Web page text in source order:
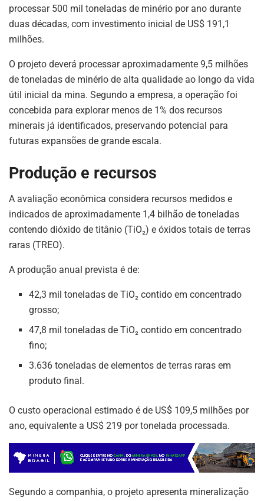
processar 500 mil toneladas de minério por ano durante
duas décadas, com investimento inicial de US$ 191,1
milhões.
O projeto deverá processar aproximadamente 9,5 milhões
de toneladas de minério de alta qualidade ao longo da vida
útil inicial da mina. Segundo a empresa, a operação foi
concebida para explorar menos de 1% dos recursos
minerais já identificados, preservando potencial para
futuras expansões de grande escala.
Produção e recursos
A avaliação econômica considera recursos medidos e
indicados de aproximadamente 1,4 bilhão de toneladas
contendo dióxido de titânio (TiO₂) e óxidos totais de terras
raras (TREO).
A produção anual prevista é de:
42,3 mil toneladas de TiO₂ contido em concentrado
grosso;
47,8 mil toneladas de TiO₂ contido em concentrado
fino;
3.636 toneladas de elementos de terras raras em
produto final.
O custo operacional estimado é de US$ 109,5 milhões por
ano, equivalente a US$ 219 por tonelada processada.
Segundo a companhia, o projeto apresenta mineralização